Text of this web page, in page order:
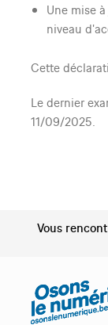
Une mise
niveau
Cette
Le dernier
11/09/2025.
Vous